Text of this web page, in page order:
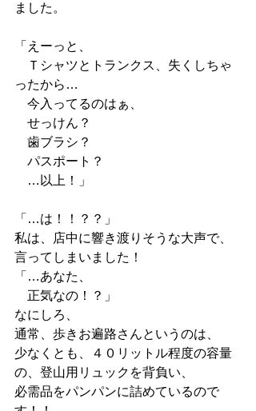
ました。
「えーっと、
Ｔシャツとトランクス、失くしちゃ
ったから…
今入ってるのはぁ、
せっけん？
歯ブラシ？
パスポート？
…以上！」
「…は！！？？」
私は、店中に響き渡りそうな大声で、
言ってしまいました！
「…あなた、
正気なの！？」
なにしろ、
通常、歩きお遍路さんというのは、
少なくとも、４０リットル程度の容量
の、登山用リュックを背負い、
必需品をパンパンに詰めているので